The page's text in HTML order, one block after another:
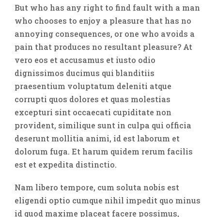
But who has any right to find fault with a man
who chooses to enjoy a pleasure that has no
annoying consequences, or one who avoids a
pain that produces no resultant pleasure? At
vero eos et accusamus et iusto odio
dignissimos ducimus qui blanditiis
praesentium voluptatum deleniti atque
corrupti quos dolores et quas molestias
excepturi sint occaecati cupiditate non
provident, similique sunt in culpa qui officia
deserunt mollitia animi, id est laborum et
dolorum fuga. Et harum quidem rerum facilis
est et expedita distinctio.
Nam libero tempore, cum soluta nobis est
eligendi optio cumque nihil impedit quo minus
id quod maxime placeat facere possimus,